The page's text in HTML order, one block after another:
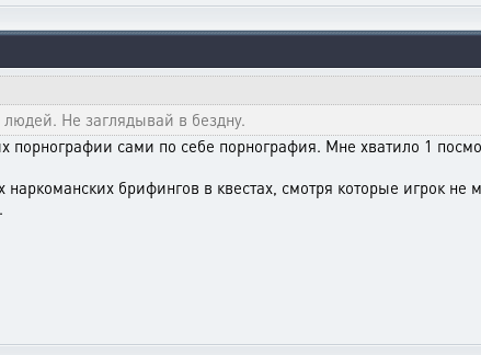
Не заглядывай в бездну.
сами по себе порнография. Мне хватило 1
брифингов в квестах, смотря которые игрок не